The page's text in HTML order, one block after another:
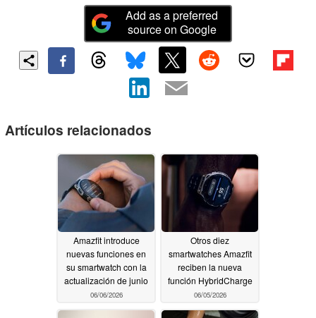
Add as a preferred
source on Google
Artículos relacionados
Amazfit introduce
nuevas funciones en
su smartwatch con la
actualización de junio
06/06/2026
Otros diez
smartwatches Amazfit
reciben la nueva
función HybridCharge
06/05/2026